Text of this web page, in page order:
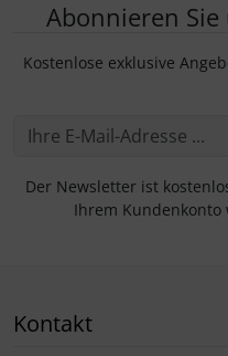
Abonnieren
Kostenlose exklusive
Der Newsletter ist
Ihrem
Kontakt